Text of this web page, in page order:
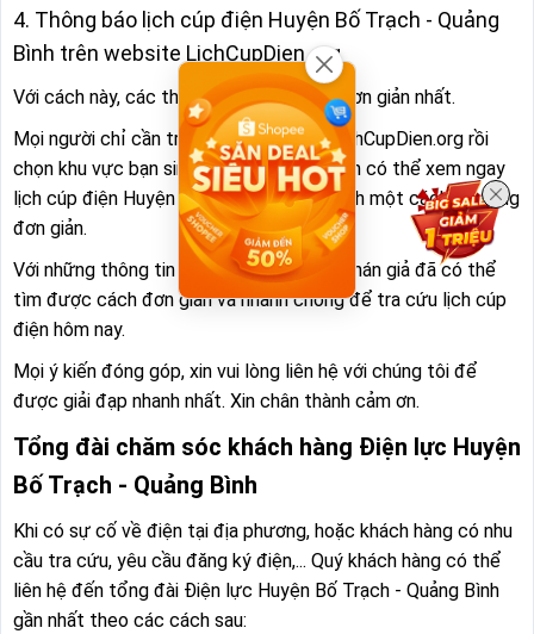
4. Thông báo lịch cúp điện Huyện Bố Trạch - Quảng
Bình trên website LichCupDien.org
Với cách này, các thao tác thực hiện là đơn giản nhất.
Mọi người chỉ cần truy cập trang web LichCupDien.org rồi
chọn khu vực bạn sinh sống. Sau đó là bạn có thể xem ngay
lịch cúp điện Huyện Bố Trạch - Quảng Bình một cách vô cùng
đơn giản.
Với những thông tin trên đây, mong quý khán giả đã có thể
tìm được cách đơn giản và nhanh chóng để tra cứu lịch cúp
điện hôm nay.
Mọi ý kiến đóng góp, xin vui lòng liên hệ với chúng tôi để
được giải đạp nhanh nhất. Xin chân thành cảm ơn.
Tổng đài chăm sóc khách hàng Điện lực Huyện
Bố Trạch - Quảng Bình
Khi có sự cố về điện tại địa phương, hoặc khách hàng có nhu
cầu tra cứu, yêu cầu đăng ký điện,... Quý khách hàng có thể
liên hệ đến tổng đài Điện lực Huyện Bố Trạch - Quảng Bình
gần nhất theo các cách sau: